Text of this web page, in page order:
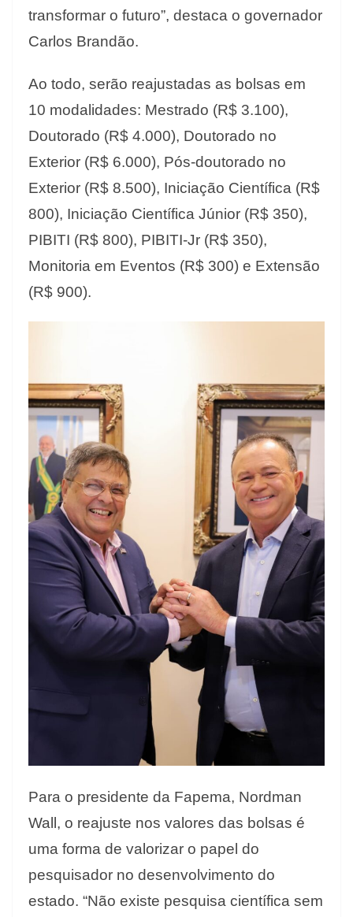
transformar o futuro”, destaca o governador
Carlos Brandão.
Ao todo, serão reajustadas as bolsas em
10 modalidades: Mestrado (R$ 3.100),
Doutorado (R$ 4.000), Doutorado no
Exterior (R$ 6.000), Pós-doutorado no
Exterior (R$ 8.500), Iniciação Científica (R$
800), Iniciação Científica Júnior (R$ 350),
PIBITI (R$ 800), PIBITI-Jr (R$ 350),
Monitoria em Eventos (R$ 300) e Extensão
(R$ 900).
Para o presidente da Fapema, Nordman
Wall, o reajuste nos valores das bolsas é
uma forma de valorizar o papel do
pesquisador no desenvolvimento do
estado. “Não existe pesquisa científica sem